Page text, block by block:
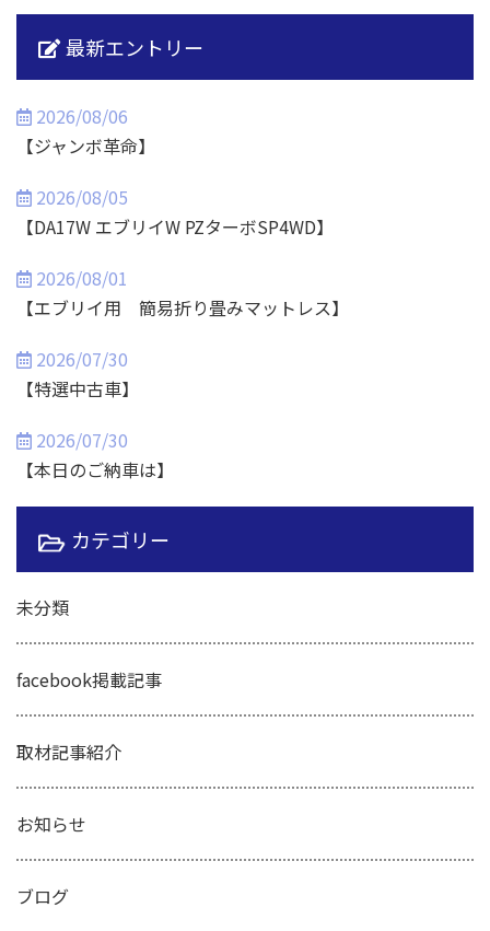
最新エントリー
2026/08/06
【ジャンボ革命】
2026/08/05
【DA17W エブリイW PZターボSP4WD】
2026/08/01
【エブリイ用 簡易折り畳みマットレス】
2026/07/30
【特選中古車】
2026/07/30
【本日のご納車は】
カテゴリー
未分類
facebook掲載記事
取材記事紹介
お知らせ
ブログ